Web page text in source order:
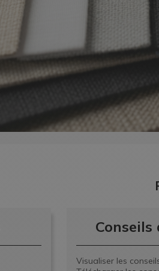
Conseils
Visualiser les